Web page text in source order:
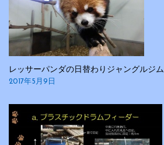
ン
レッサーパンダの日替わりジャングルジム
2017年5月9日